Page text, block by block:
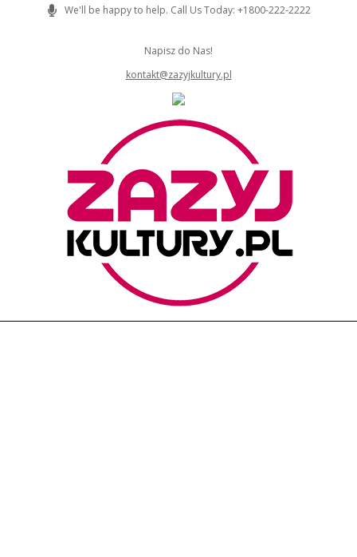
We'll be happy to help. Call Us Today: +1800-222-2222
Napisz do Nas!
kontakt@zazyjkultury.pl
ZAZYJKULTURY